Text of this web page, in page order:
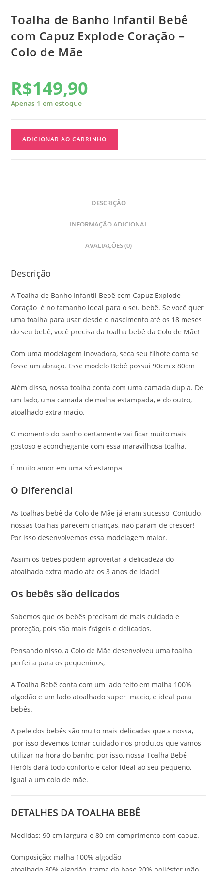
Toalha de Banho Infantil Bebê
com Capuz Explode Coração –
Colo de Mãe
R$149,90
Apenas 1 em estoque
ADICIONAR AO CARRINHO
DESCRIÇÃO
INFORMAÇÃO ADICIONAL
AVALIAÇÕES (0)
Descrição
A Toalha de Banho Infantil Bebê com Capuz Explode
Coração é no tamanho ideal para o seu bebê. Se você quer
uma toalha para usar desde o nascimento até os 18 meses
do seu bebê, você precisa da toalha bebê da Colo de Mãe!
Com uma modelagem inovadora, seca seu filhote como se
fosse um abraço. Esse modelo Bebê possui 90cm x 80cm
Além disso, nossa toalha conta com uma camada dupla. De
um lado, uma camada de malha estampada, e do outro,
atoalhado extra macio.
O momento do banho certamente vai ficar muito mais
gostoso e aconchegante com essa maravilhosa toalha.
É muito amor em uma só estampa.
O Diferencial
As toalhas bebê da Colo de Mãe já eram sucesso. Contudo,
nossas toalhas parecem crianças, não param de crescer!
Por isso desenvolvemos essa modelagem maior.
Assim os bebês podem aproveitar a delicadeza do
atoalhado extra macio até os 3 anos de idade!
Os bebês são delicados
Sabemos que os bebês precisam de mais cuidado e
proteção, pois são mais frágeis e delicados.
Pensando nisso, a Colo de Mãe desenvolveu uma toalha
perfeita para os pequeninos,
A Toalha Bebê conta com um lado feito em malha 100%
algodão e um lado atoalhado super macio, é ideal para
bebês.
A pele dos bebês são muito mais delicadas que a nossa,
por isso devemos tomar cuidado nos produtos que vamos
utilizar na hora do banho, por isso, nossa Toalha Bebê
Heróis dará todo conforto e calor ideal ao seu pequeno,
igual a um colo de mãe.
DETALHES DA TOALHA BEBÊ
Medidas: 90 cm largura e 80 cm comprimento com capuz.
Composição: malha 100% algodão